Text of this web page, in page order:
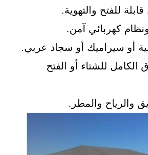
الكامل للشتاء أو الفتح